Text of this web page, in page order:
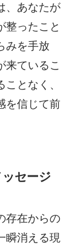
、あなたが
整ったこと
みを手放
来ているこ
となく、
を信じて前
セージ
存在からの
瞬消える現